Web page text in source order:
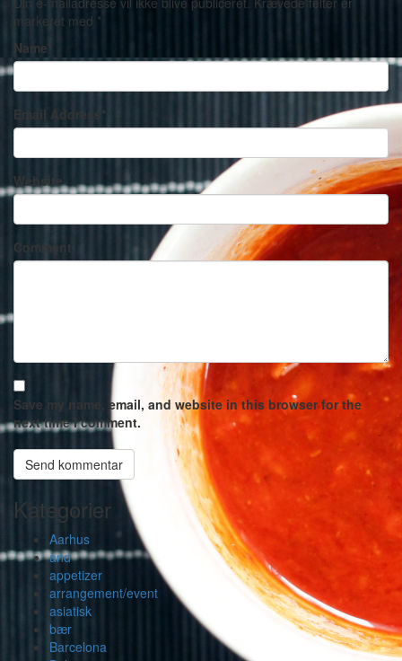
markeret med *
Name
Email Address *
Website
Comment
Save my name, email, and website in this browser for the
next time I comment.
Kategorier
Aarhus
and
appetizer
arrangement/event
asiatisk
bær
Barcelona